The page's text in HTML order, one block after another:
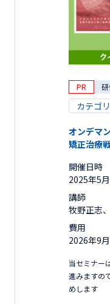
PR
カテゴ
オンデマ
矯正治療
開催日時
2025年5
講師
牧野正志
費用
2026年9
当セミナー
進みますの
めします